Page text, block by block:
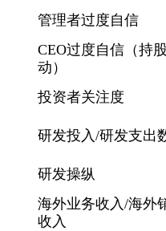
管理者过度自信
CEO过度自信（持
动）
投资者关注度
研发投入/研发支出
研发操纵
海外业务收入/海外
收入